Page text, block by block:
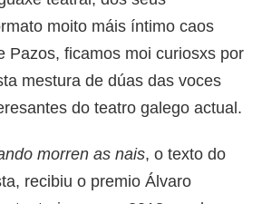
moito máis íntimo caos
Pazos, ficamos moi curiosxs por
mestura de dúas das voces
do teatro galego actual.
morren as nais, o texto do
recibiu o premio Álvaro